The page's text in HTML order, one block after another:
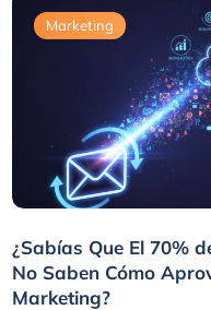
Marketing
¿Sabías Que El 70%
No Saben Cómo
Marketing?